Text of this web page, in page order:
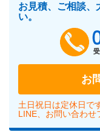
お見積、ご相談、
い。
お
土日祝日は定休日で
LINE、お問い合わせ